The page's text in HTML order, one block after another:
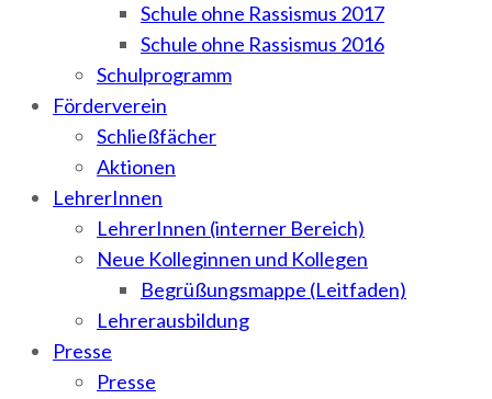
Schule ohne Rassismus 2017
Schule ohne Rassismus 2016
Schulprogramm
Förderverein
Schließfächer
Aktionen
LehrerInnen
LehrerInnen (interner Bereich)
Neue Kolleginnen und Kollegen
Begrüßungsmappe (Leitfaden)
Lehrerausbildung
Presse
Presse